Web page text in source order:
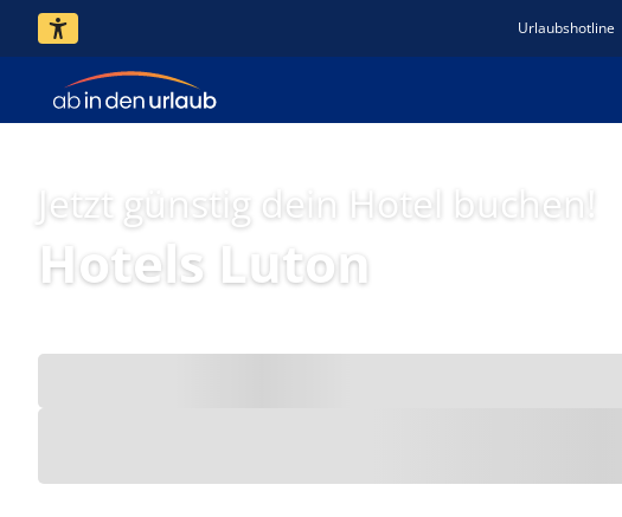
Urlaubshotline
Jetzt günstig dein Hotel buchen!
Hotels Luton